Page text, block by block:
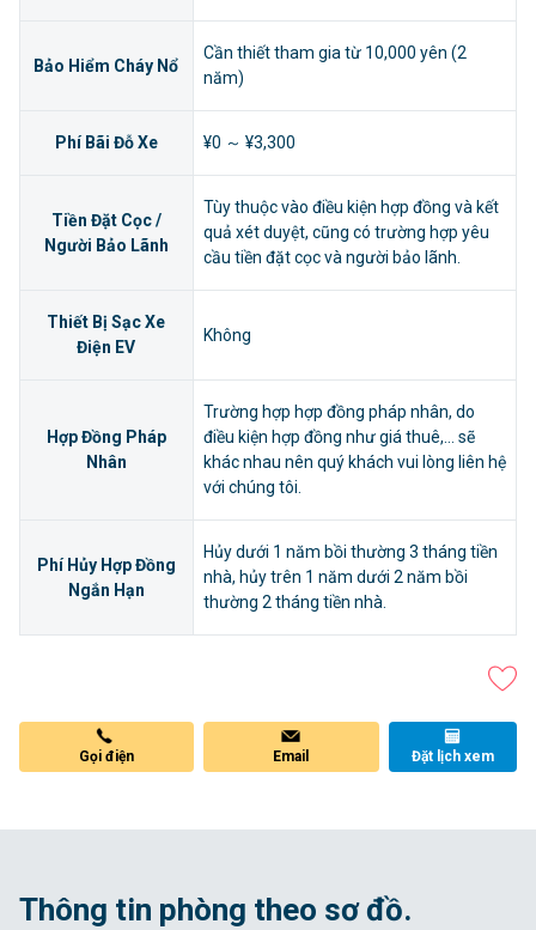
Bảo Hiểm Cháy Nổ
Cần thiết tham gia từ 10,000 yên (2
năm)
Phí Bãi Đỗ Xe ¥0 ～ ¥3,300
Tiền Đặt Cọc /
Người Bảo Lãnh
Tùy thuộc vào điều kiện hợp đồng và kết
quả xét duyệt, cũng có trường hợp yêu
cầu tiền đặt cọc và người bảo lãnh.
Thiết Bị Sạc Xe
Điện EV
Không
Hợp Đồng Pháp
Nhân
Trường hợp hợp đồng pháp nhân, do
điều kiện hợp đồng như giá thuê,... sẽ
khác nhau nên quý khách vui lòng liên hệ
với chúng tôi.
Phí Hủy Hợp Đồng
Ngắn Hạn
Hủy dưới 1 năm bồi thường 3 tháng tiền
nhà, hủy trên 1 năm dưới 2 năm bồi
thường 2 tháng tiền nhà.
Gọi điện Email Đặt lịch xem
Thông tin phòng theo sơ đồ.